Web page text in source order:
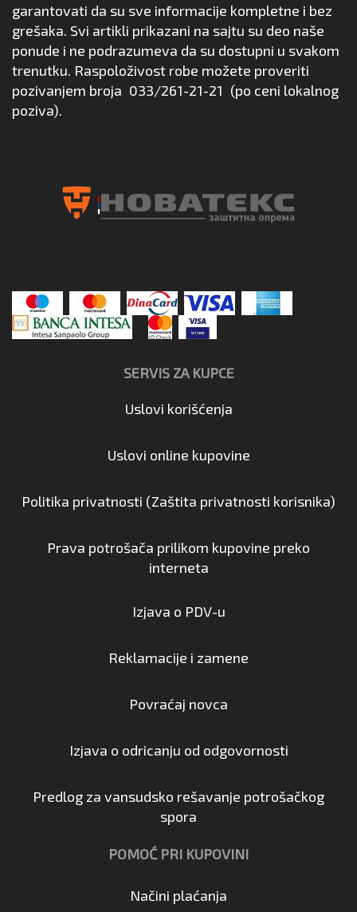
garantovati da su sve informacije kompletne i bez
grešaka. Svi artikli prikazani na sajtu su deo naše
ponude i ne podrazumeva da su dostupni u svakom
trenutku. Raspoloživost robe možete proveriti
pozivanjem broja 033/261-21-21 (po ceni lokalnog
poziva).
SERVIS ZA KUPCE
Uslovi korišćenja
Uslovi online kupovine
Politika privatnosti (Zaštita privatnosti korisnika)
Prava potrošača prilikom kupovine preko
interneta
Izjava o PDV-u
Reklamacije i zamene
Povraćaj novca
Izjava o odricanju od odgovornosti
Predlog za vansudsko rešavanje potrošačkog
spora
POMOĆ PRI KUPOVINI
Načini plaćanja